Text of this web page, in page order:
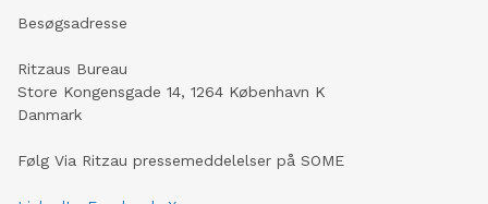
Besøgsadresse
Ritzaus Bureau
Store Kongensgade 14, 1264 København K
Danmark
Følg Via Ritzau pressemeddelelser på SOME